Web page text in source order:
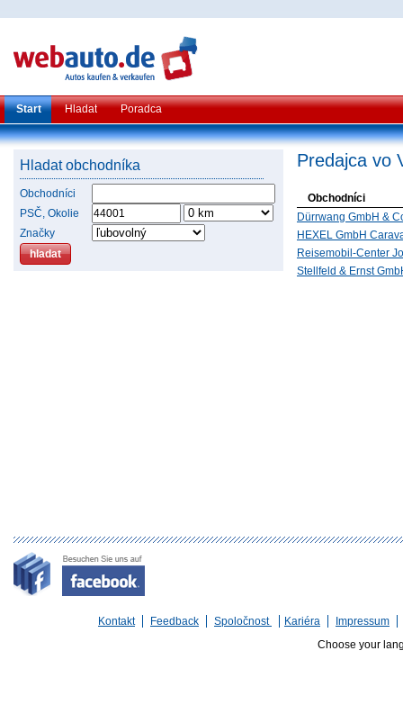
Start Hladat Poradca
Hladat obchodníka
Obchodníci
PSČ, Okolie
Značky
Predajca vo
Obchodníci
Dürrwang GmbH &
HEXEL GmbH
Reisemobil-Center
Stellfeld & Ernst
Kontakt Feedback Spoločnost Kariéra
Impressum
Choose your